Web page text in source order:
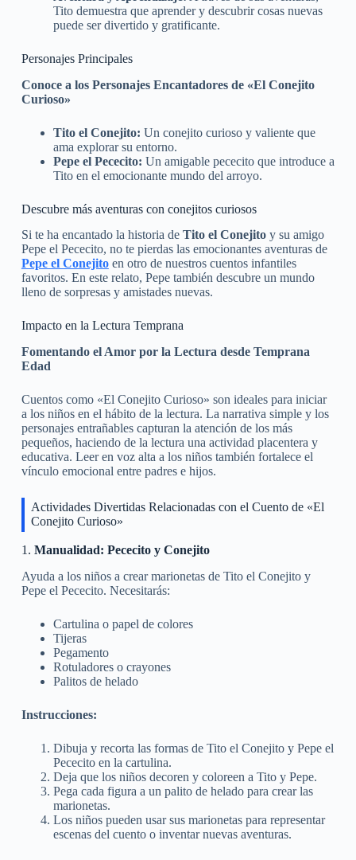
Tito demuestra que aprender y descubrir cosas nuevas
puede ser divertido y gratificante.
Personajes Principales
Conoce a los Personajes Encantadores de «El Conejito
Curioso»
Tito el Conejito: Un conejito curioso y valiente que
ama explorar su entorno.
Pepe el Pececito: Un amigable pececito que introduce a
Tito en el emocionante mundo del arroyo.
Descubre más aventuras con conejitos curiosos
Si te ha encantado la historia de Tito el Conejitoy su amigo
Pepe el Pececito, no te pierdas las emocionantes aventuras de
Pepe el Conejitoen otro de nuestros cuentos infantiles
favoritos. En este relato, Pepe también descubre un mundo
lleno de sorpresas y amistades nuevas.
Impacto en la Lectura Temprana
Fomentando el Amor por la Lectura desde Temprana
Edad
Cuentos como «El Conejito Curioso» son ideales para iniciar
a los niños en el hábito de la lectura. La narrativa simple y los
personajes entrañables capturan la atención de los más
pequeños, haciendo de la lectura una actividad placentera y
educativa. Leer en voz alta a los niños también fortalece el
vínculo emocional entre padres e hijos.
Actividades Divertidas Relacionadas con el Cuento de «El
Conejito Curioso»
1. Manualidad: Pececito y Conejito
Ayuda a los niños a crear marionetas de Tito el Conejito y
Pepe el Pececito. Necesitarás:
Cartulina o papel de colores
Tijeras
Pegamento
Rotuladores o crayones
Palitos de helado
Instrucciones:
Dibuja y recorta las formas de Tito el Conejito y Pepe el
Pececito en la cartulina.
Deja que los niños decoren y coloreen a Tito y Pepe.
Pega cada figura a un palito de helado para crear las
marionetas.
Los niños pueden usar sus marionetas para representar
escenas del cuento o inventar nuevas aventuras.